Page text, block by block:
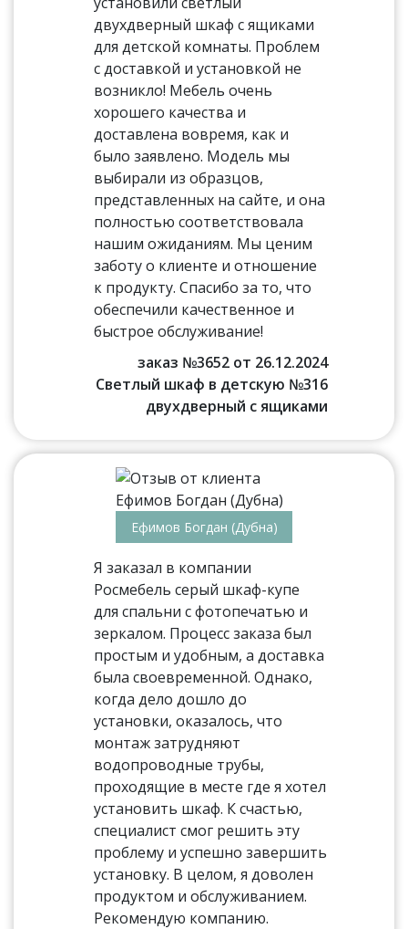
двухдверный шкаф с ящиками
для детской комнаты. Проблем
с доставкой и установкой не
возникло! Мебель очень
хорошего качества и
доставлена вовремя, как и
было заявлено. Модель мы
выбирали из образцов,
представленных на сайте, и она
полностью соответствовала
нашим ожиданиям. Мы ценим
заботу о клиенте и отношение
к продукту. Спасибо за то, что
обеспечили качественное и
быстрое обслуживание!
заказ №3652 от 26.12.2024
Светлый шкаф в детскую №316
двухдверный с ящиками
Ефимов Богдан (Дубна)
Я заказал в компании
Росмебель серый шкаф-купе
для спальни с фотопечатью и
зеркалом. Процесс заказа был
простым и удобным, а доставка
была своевременной. Однако,
когда дело дошло до
установки, оказалось, что
монтаж затрудняют
водопроводные трубы,
проходящие в месте где я хотел
установить шкаф. К счастью,
специалист смог решить эту
проблему и успешно завершить
установку. В целом, я доволен
продуктом и обслуживанием.
Рекомендую компанию.